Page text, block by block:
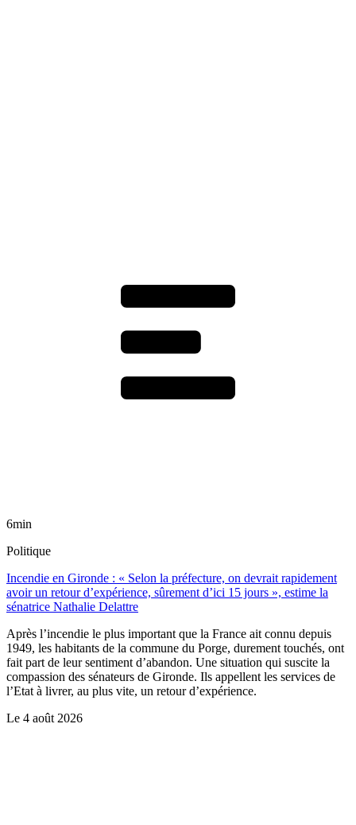
6min
Politique
Incendie en Gironde : « Selon la préfecture, on devrait rapidement
avoir un retour d’expérience, sûrement d’ici 15 jours », estime la
sénatrice Nathalie Delattre
Après l’incendie le plus important que la France ait connu depuis
1949, les habitants de la commune du Porge, durement touchés, ont
fait part de leur sentiment d’abandon. Une situation qui suscite la
compassion des sénateurs de Gironde. Ils appellent les services de
l’Etat à livrer, au plus vite, un retour d’expérience.
Le 4 août 2026